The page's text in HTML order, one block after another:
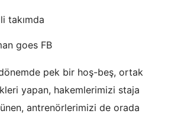
takımda
goes FB
pek bir hoş-beş, ortak
yapan, hakemlerimizi staja
antrenörlerimizi de orada